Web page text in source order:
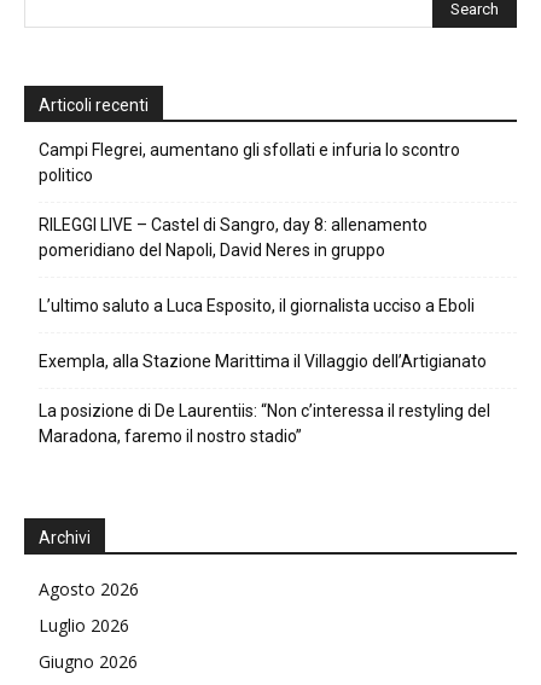
Articoli recenti
Campi Flegrei, aumentano gli sfollati e infuria lo scontro
politico
RILEGGI LIVE – Castel di Sangro, day 8: allenamento
pomeridiano del Napoli, David Neres in gruppo
L’ultimo saluto a Luca Esposito, il giornalista ucciso a Eboli
Exempla, alla Stazione Marittima il Villaggio dell’Artigianato
La posizione di De Laurentiis: “Non c’interessa il restyling del
Maradona, faremo il nostro stadio”
Archivi
Agosto 2026
Luglio 2026
Giugno 2026